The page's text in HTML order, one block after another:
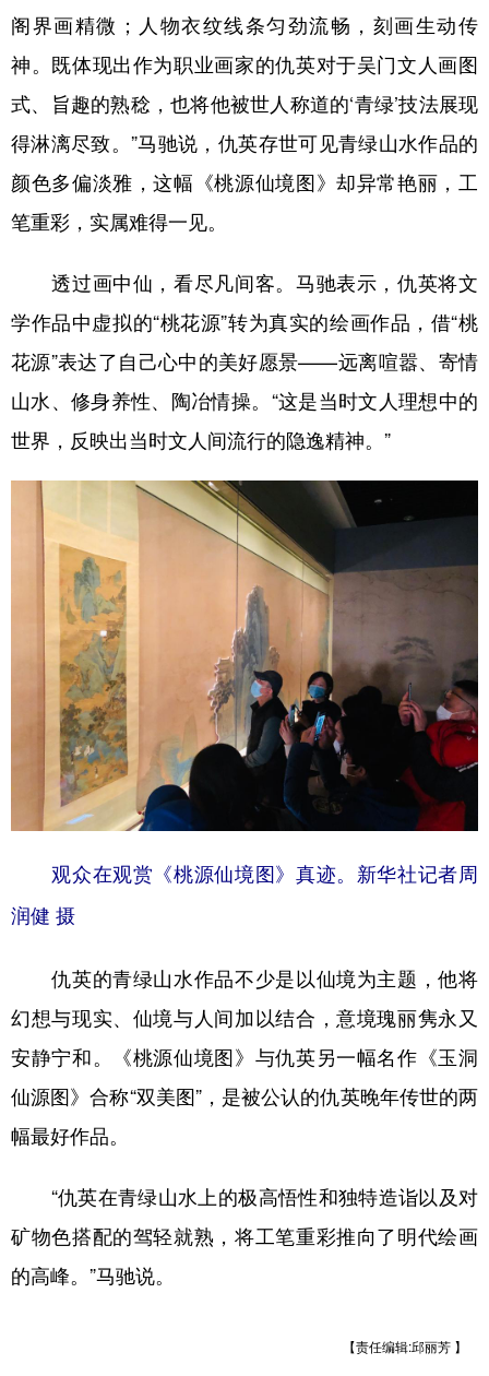
阁界画精微；人物衣纹线条匀劲流畅，刻画生动传
神。既体现出作为职业画家的仇英对于吴门文人画图
式、旨趣的熟稔，也将他被世人称道的‘青绿’技法展现
得淋漓尽致。”马驰说，仇英存世可见青绿山水作品的
颜色多偏淡雅，这幅《桃源仙境图》却异常艳丽，工
笔重彩，实属难得一见。
透过画中仙，看尽凡间客。马驰表示，仇英将文
学作品中虚拟的“桃花源”转为真实的绘画作品，借“桃
花源”表达了自己心中的美好愿景——远离喧嚣、寄情
山水、修身养性、陶冶情操。“这是当时文人理想中的
世界，反映出当时文人间流行的隐逸精神。”
观众在观赏《桃源仙境图》真迹。新华社记者周
润健 摄
仇英的青绿山水作品不少是以仙境为主题，他将
幻想与现实、仙境与人间加以结合，意境瑰丽隽永又
安静宁和。《桃源仙境图》与仇英另一幅名作《玉洞
仙源图》合称“双美图”，是被公认的仇英晚年传世的两
幅最好作品。
“仇英在青绿山水上的极高悟性和独特造诣以及对
矿物色搭配的驾轻就熟，将工笔重彩推向了明代绘画
的高峰。”马驰说。
【责任编辑:邱丽芳 】